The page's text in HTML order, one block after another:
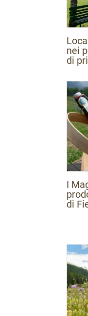
nei
di
I
di